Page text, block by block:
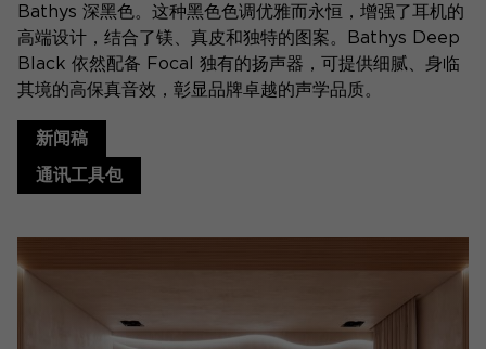
Bathys 深黑色。这种黑色色调优雅而永恒，增强了耳机的
高端设计，结合了镁、真皮和独特的图案。Bathys Deep
Black 依然配备 Focal 独有的扬声器，可提供细腻、身临
其境的高保真音效，彰显品牌卓越的声学品质。
新闻稿
通讯工具包